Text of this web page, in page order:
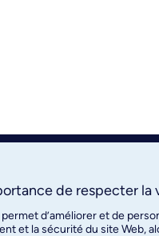
de respecter la
d’améliorer et de
et la sécurité du site Web,